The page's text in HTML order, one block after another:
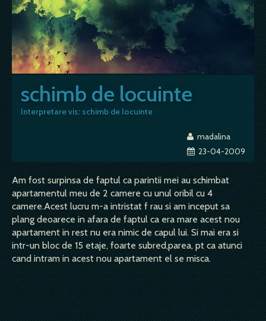
schimb de locuinte
Interpretare vis: schimb de locuinte
madalina
23-04-2009
Am fost surpinsa de faptul ca parintii mei au schimbat
apartamentul meu de 2 camere cu unul oribil cu 4
camere.Acest lucru m-a intristat f rau si am inceput sa
plang deoarece in afara de faptul ca era mare acest nou
apartament in rest nu era nimic de capul lui. Si mai era si
intr-un bloc de 15 etaje, foarte subred,parea, pt ca atunci
cand intram in acest nou apartament el se misca.